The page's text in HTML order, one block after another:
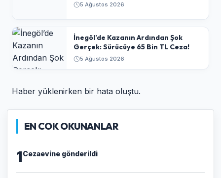
5 Ağustos 2026
​İnegöl’de Kazanın Ardından Şok
Gerçek: Sürücüye 65 Bin TL Ceza!
5 Ağustos 2026
Haber yüklenirken bir hata oluştu.
EN COK OKUNANLAR
1Cezaevine gönderildi